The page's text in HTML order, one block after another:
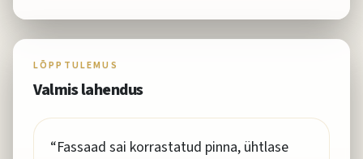
LÕPPTULEMUS
Valmis lahendus
“Fassaad sai korrastatud pinna, ühtlase